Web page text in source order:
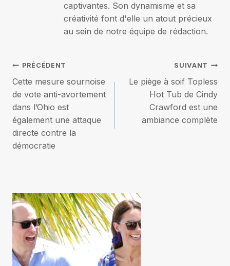
captivantes. Son dynamisme et sa
créativité font d'elle un atout précieux
au sein de notre équipe de rédaction.
Navigation
de
l’article
PRÉCÉDENT
Cette mesure sournoise
de vote anti-avortement
dans l’Ohio est
également une attaque
directe contre la
démocratie
SUIVANT
Le piège à soif Topless
Hot Tub de Cindy
Crawford est une
ambiance complète